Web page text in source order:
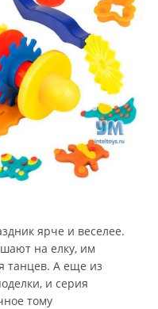
ярче и веселее.
на елку, им
танцев. А еще из
и серия
тому